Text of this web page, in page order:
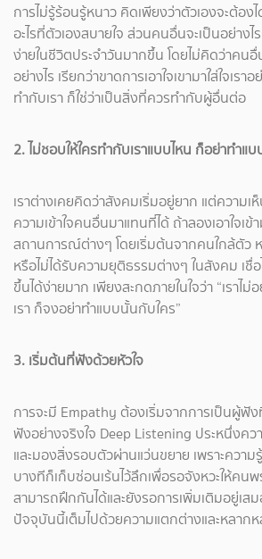
การไม่รู้ร้อนรู้หนาว คิดเพียงว่าตัวเองจะต้อ
อะไรที่ตัวเองสบายใจ ส่วนคนอื่นจะเป็นอย่าง
ง่ายในชีวิตประจำวันมากขึ้น โดยไม่คิดว่าคน
อย่างไร เรียกว่าขาดการเอาใจเขามาใส่ใจเ
ทำกับเรา ก็ใช่ว่าเป็นสิ่งที่ควรทำกับผู้อื่นต่อ
2. ไม่ชอบให้ใครทำกับเราแบบไหน ก็อย่าทำแ
เราต่างเคยคิดว่าสังคมเริ่มอยู่ยาก แต่ความเ
ความเข้าใจคนอื่นมาแทนที่ได้ ถ้าลองเอาใจเข้า
สถานการณ์ต่างๆ โดยเริ่มต้นจากคนใกล้ตัว
หรือไม่ได้รับความยุติธรรมต่างๆ ในสังคม เชื่
ขึ้นได้ง่ายมาก เพียงสะกดภายในใจว่า “เราไ
เรา ก็จงอย่าทำแบบนั้นกับใคร”
3. เริ่มต้นที่ฟังด้วยหัวใจ
การจะมี Empathy ต้องเริ่มจากการเป็นผู้ฟัง
ฟังอย่างจริงใจ Deep Listening ประหนึ่งควา
และมองสิ่งรอบตัวผ่านแว่นขยาย เพราะควา
บางทีก็เก็บซ่อนเร้นไว้ลึกเพื่อรอจังหวะให้คน
สามารถฝึกกันได้และยังรอการเพิ่มเติมอยู่เส
ปัจจุบันนี้เต็มไปด้วยความแตกต่างและหลากห